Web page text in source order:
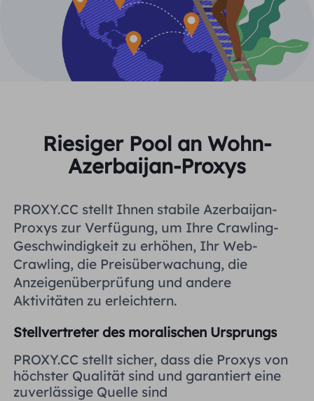
Anzeigenüberprüfung
Web Scraping und Crawling
KOSTENLOSE WERKZEUGE
Proxy-Checker
STANDORTE
Vereinigte Staaten
Vereinigtes Königreich
Brasilien
Russland
Weitere Integrationen
Blog
Benutzerhandbuch
Weitere Integrationen
中文
English
Deutsch
Indonesia
Русский
हिंदी
Português
Genießen 77 % Rabatt und handeln Sie jetzt!
Wohnimmobilien $0/GB Unbegrenzt $0/Tag
Riesiger Pool an Wohn-
Azerbaijan-Proxys
PROXY.CC stellt Ihnen stabile Azerbaijan-
Proxys zur Verfügung, um Ihre Crawling-
Geschwindigkeit zu erhöhen, Ihr Web-
Crawling, die Preisüberwachung, die
Anzeigenüberprüfung und andere
Aktivitäten zu erleichtern.
Stellvertreter des moralischen Ursprungs
PROXY.CC stellt sicher, dass die Proxys von
höchster Qualität sind und garantiert eine
zuverlässige Quelle sind